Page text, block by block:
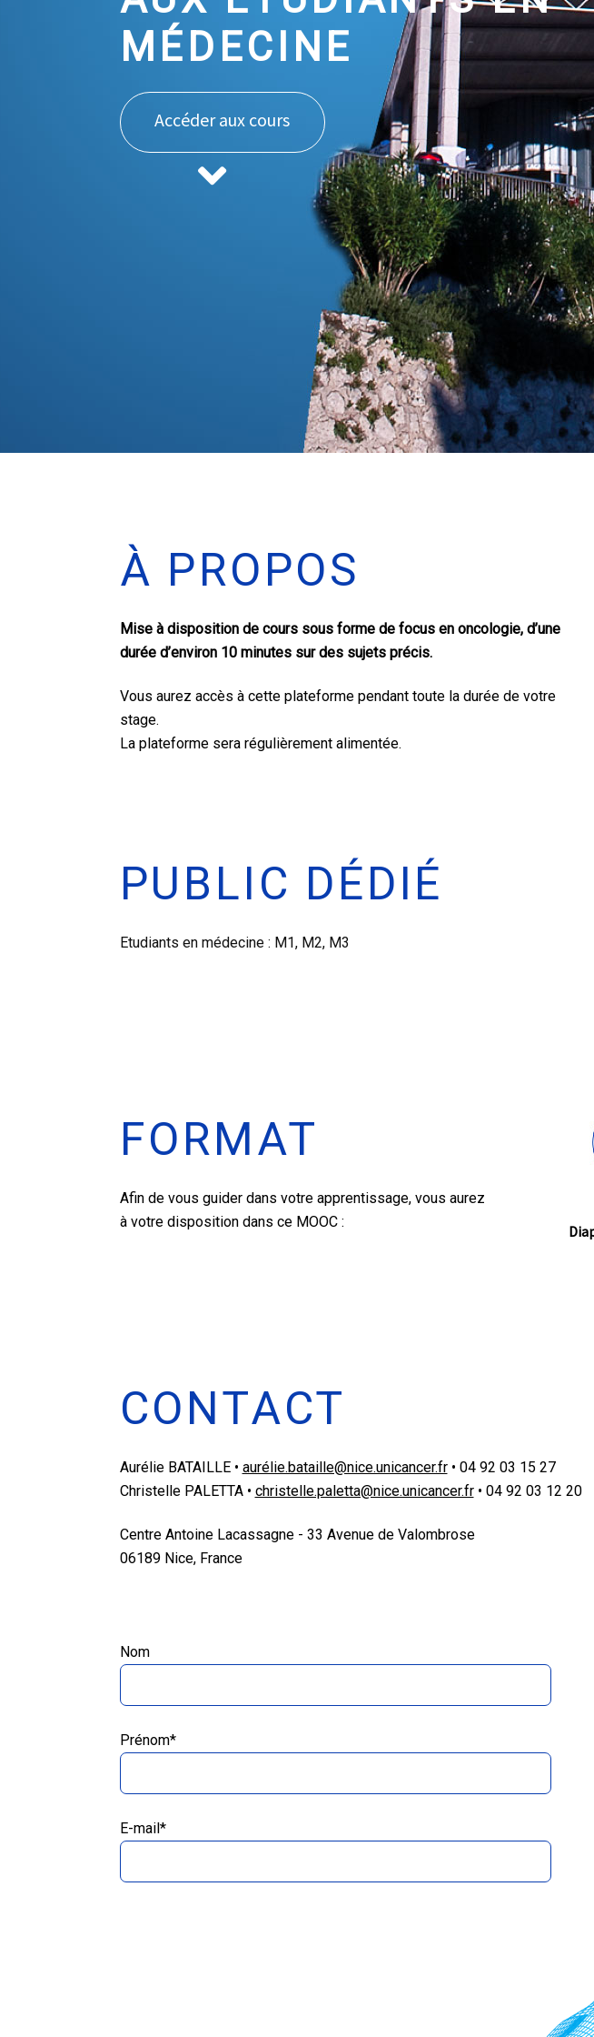
MÉDECINE
Accéder aux cours
À PROPOS
Mise à disposition de cours sous forme de focus en oncologie, d’une
durée d’environ 10 minutes sur des sujets précis.
Vous aurez accès à cette plateforme pendant toute la durée de votre
stage.
La plateforme sera régulièrement alimentée.
PUBLIC DÉDIÉ
Etudiants en médecine : M1, M2, M3
FORMAT
Afin de vous guider dans votre apprentissage, vous aurez
à votre disposition dans ce MOOC :
CONTACT
Aurélie BATAILLE • aurélie.bataille@nice.unicancer.fr• 04 92 03 15 27
Christelle PALETTA • christelle.paletta@nice.unicancer.fr• 04 92 03 12 20
Centre Antoine Lacassagne - 33 Avenue de Valombrose
06189 Nice, France
Nom
Prénom*
E-mail*